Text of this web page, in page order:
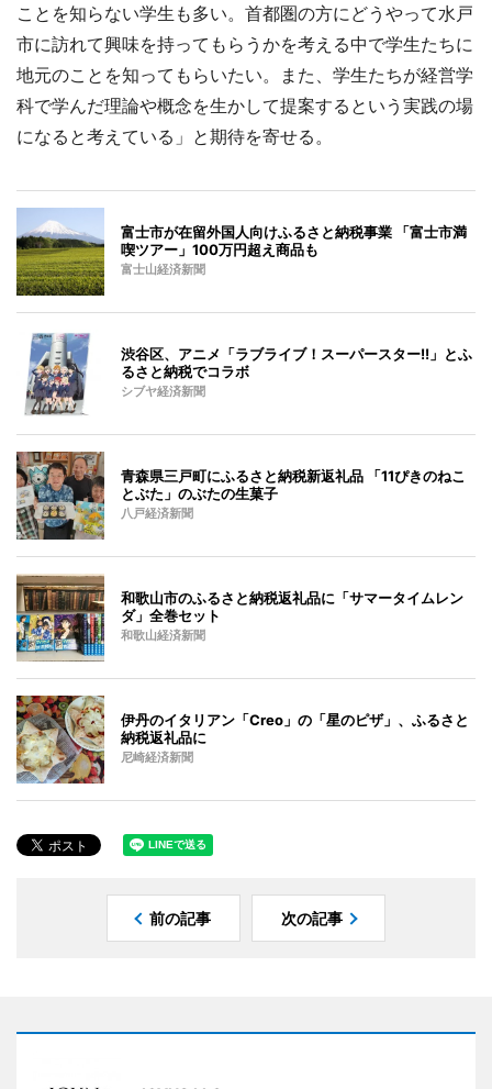
ことを知らない学生も多い。首都圏の方にどうやって水戸
市に訪れて興味を持ってもらうかを考える中で学生たちに
地元のことを知ってもらいたい。また、学生たちが経営学
科で学んだ理論や概念を生かして提案するという実践の場
になると考えている」と期待を寄せる。
富士市が在留外国人向けふるさと納税事業 「富士市満
喫ツアー」100万円超え商品も
富士山経済新聞
渋谷区、アニメ「ラブライブ！スーパースター!!」とふ
るさと納税でコラボ
シブヤ経済新聞
青森県三戸町にふるさと納税新返礼品 「11ぴきのねこ
とぶた」のぶたの生菓子
八戸経済新聞
和歌山市のふるさと納税返礼品に「サマータイムレン
ダ」全巻セット
和歌山経済新聞
伊丹のイタリアン「Creo」の「星のピザ」、ふるさと
納税返礼品に
尼崎経済新聞
前の記事 次の記事